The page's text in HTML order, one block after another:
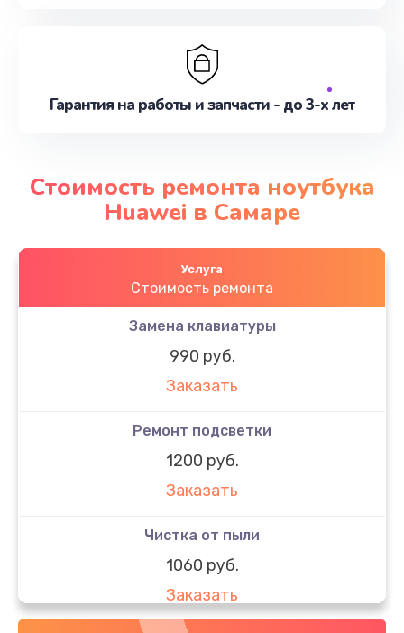
Гарантия на работы и запчасти - до 3-х лет
Стоимость ремонта ноутбука
Huawei в Самаре
Услуга
Стоимость ремонта
Замена клавиатуры
990 руб.
Заказать
Ремонт подсветки
1200 руб.
Заказать
Чистка от пыли
1060 руб.
Заказать